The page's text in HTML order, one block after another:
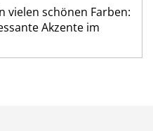
vielen schönen Farben:
Akzente im